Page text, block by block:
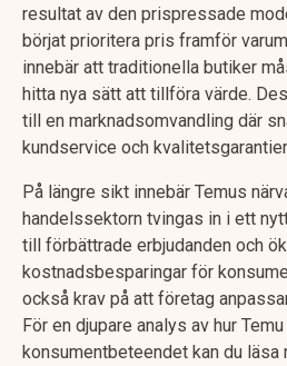
resultat av den prispressade
börjat prioritera pris framför
innebär att traditionella butiker
hitta nya sätt att tillföra värde.
till en marknadsomvandling där
kundservice och
På längre sikt innebär Temus
handelssektorn tvingas in i ett
till förbättrade erbjudanden och
kostnadsbesparingar för
också krav på att företag
För en djupare analys av hur
konsumentbeteendet kan du läsa